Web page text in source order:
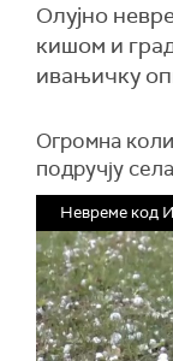
Олујно
кишом и
ивањичку
Огромна
подручју
Невреме код